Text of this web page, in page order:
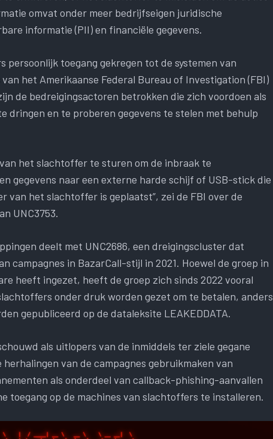
omvat onder meer bedrijfseigen juridische
informatie (PII) en financiële gegevens.
persoonlijk toegang gekregen tot de systemen van
het Amerikaanse Federal Bureau of Investigation (FBI)
de bedreigingsactoren betrokken die zich voordoen als
en te proberen gegevens te stelen met behulp
het slachtoffer te sturen om de inbraak te
gegevens naar een externe harde schijf of USB-stick die
van het slachtoffer is geplaatst”, zei de FBI over de
UNC3753.
deelt met UNC2686, een dreigingscluster dat
campagnes in BazarCall-stijl in 2021. Hoewel de groep in
heeft ingezet, heeft de groep zich sinds 2022 vooral
onder druk worden gezet om te betalen, anders
gepubliceerd op de dataleksite LEAKEDDATA.
als uitlopers van de inmiddels ter ziele gegane
van de campagnes gebruikmaken van
als onderdeel van callback-phishing-aanvallen
toegang op de machines van slachtoffers te installeren.